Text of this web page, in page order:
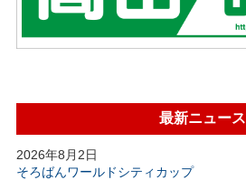
最新ニュース
2026年8月2日
そろばんワールドシティカップ